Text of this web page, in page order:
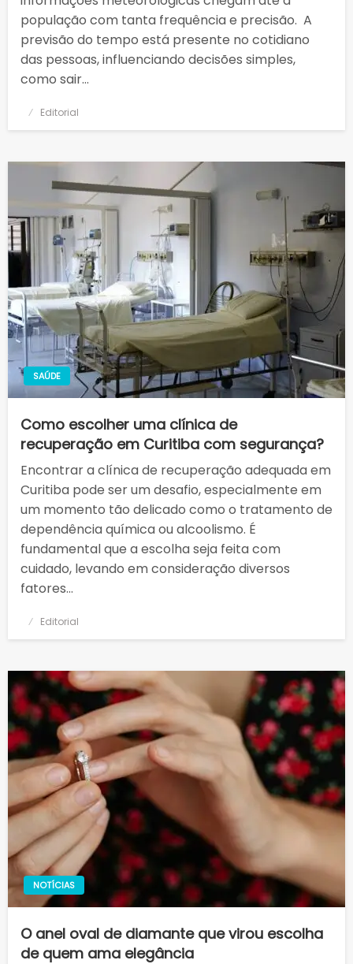
população com tanta frequência e precisão. A
previsão do tempo está presente no cotidiano
das pessoas, influenciando decisões simples,
como sair…
PostedEditorial
SAÚDE
Como escolher uma clínica de
recuperação em Curitiba com segurança?
Encontrar a clínica de recuperação adequada em
Curitiba pode ser um desafio, especialmente em
um momento tão delicado como o tratamento de
dependência química ou alcoolismo. É
fundamental que a escolha seja feita com
cuidado, levando em consideração diversos
fatores…
PostedEditorial
NOTÍCIAS
O anel oval de diamante que virou escolha
de quem ama elegância